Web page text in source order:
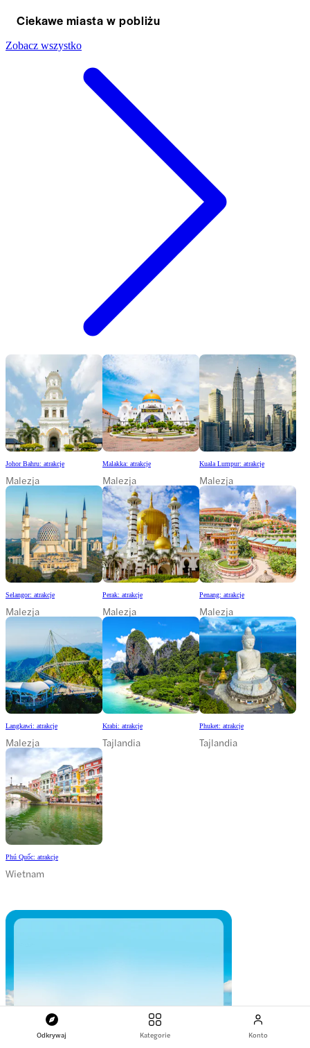
Odkrywaj Kategorie Konto
Ciekawe miasta w pobliżu
Zobacz wszystko
Johor Bahru: atrakcje
Malezja
Malakka: atrakcje
Malezja
Kuala Lumpur: atrakcje
Malezja
Selangor: atrakcje
Malezja
Perak: atrakcje
Malezja
Penang: atrakcje
Malezja
Langkawi: atrakcje
Malezja
Krabi: atrakcje
Tajlandia
Phuket: atrakcje
Tajlandia
Phú Quốc: atrakcje
Wietnam